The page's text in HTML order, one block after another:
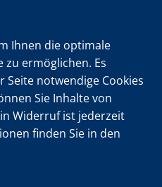
Ihnen die optimale
ermöglichen. Es
notwendige Cookies
Sie Inhalte von
Widerruf ist jederzeit
finden Sie in den